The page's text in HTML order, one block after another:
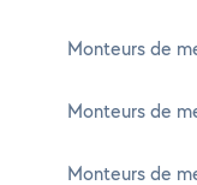
Monteurs de
Monteurs de
Monteurs de